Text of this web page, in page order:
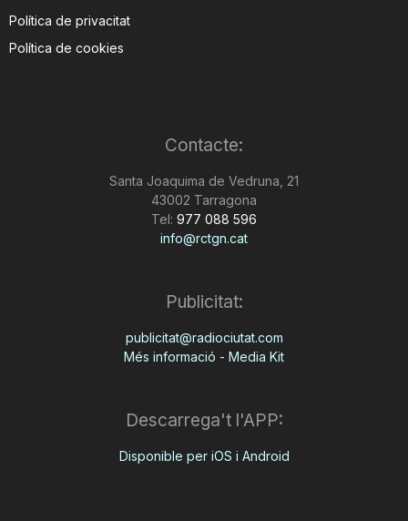
Política de privacitat
Política de cookies
Contacte:
Santa Joaquima de Vedruna, 21
43002 Tarragona
Tel: 977 088 596
info@rctgn.cat
Publicitat:
publicitat@radiociutat.com
Més informació - Media Kit
Descarrega't l'APP:
Disponible per iOS i Android